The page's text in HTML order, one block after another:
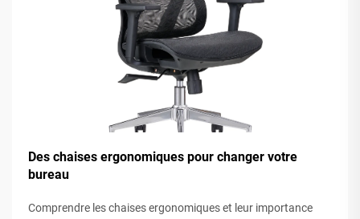
Des chaises ergonomiques pour changer votre
bureau
Comprendre les chaises ergonomiques et leur importance